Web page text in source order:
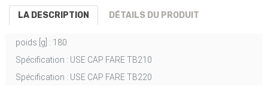
LA DESCRIPTION DÉTAILS DU PRODUIT
poids [g] : 180
Spécification : USE CAP FARE TB210
Spécification : USE CAP FARE TB220